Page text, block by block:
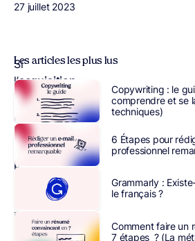
Publié le
27 juillet 2023
Si
l’acquisition
de
prospectsdoit
impérativement
faire
partie
priorités,
Les articles les plus lus
Copywriting : le
comprendre et se
techniques)
6 Étapes pour
professionnel
Grammarly :
le français ?
Comment faire un
7 étapes ? (La